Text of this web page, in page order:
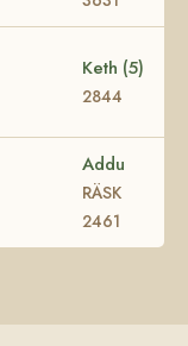
Keth (5)
2844
Addu
RÄSK
2461